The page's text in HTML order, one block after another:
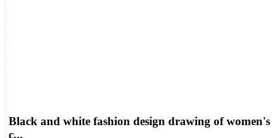
Black and white fashion design drawing of women's
c...